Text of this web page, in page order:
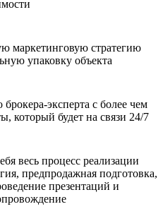
маркетинговую стратегию
упаковку объекта
эксперта с более чем
который будет на связи 24/7
весь процесс реализации
предпродажная подготовка,
презентаций и